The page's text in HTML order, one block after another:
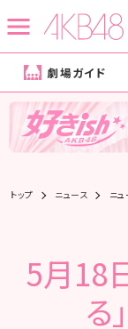
劇場ガイド
トップ ニュース ニ
5月18
る